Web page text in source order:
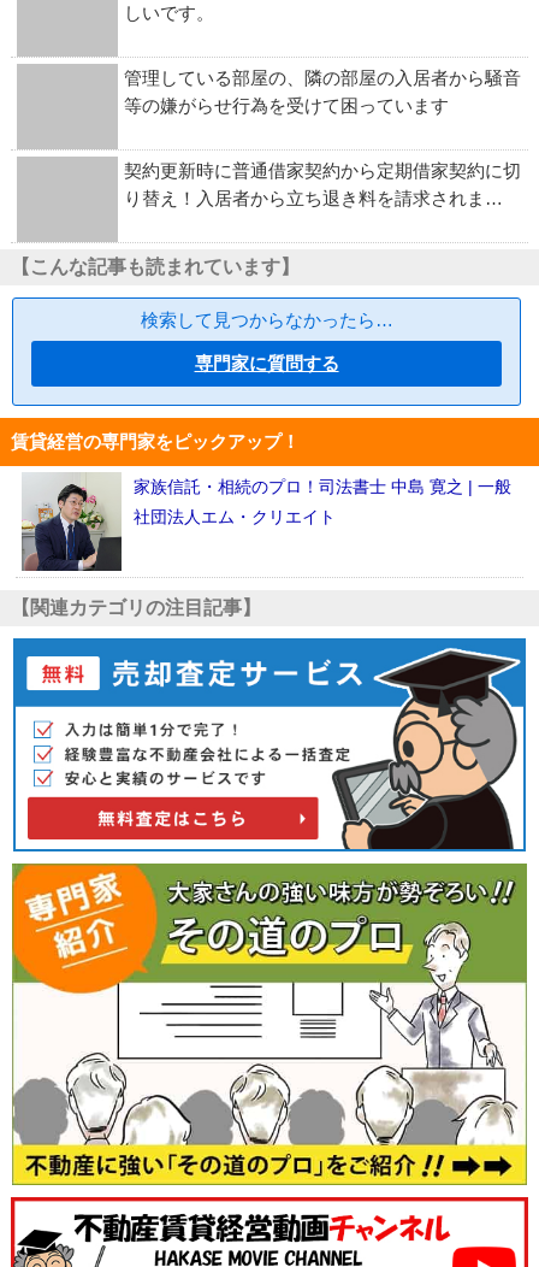
しいです。
管理している部屋の、隣の部屋の入居者から騒音
等の嫌がらせ行為を受けて困っています
契約更新時に普通借家契約から定期借家契約に切
り替え！入居者から立ち退き料を請求されま…
【こんな記事も読まれています】
検索して見つからなかったら…
専門家に質問する
賃貸経営の専門家をピックアップ！
家族信託・相続のプロ！司法書士 中島 寛之 | 一般
社団法人エム・クリエイト
【関連カテゴリの注目記事】